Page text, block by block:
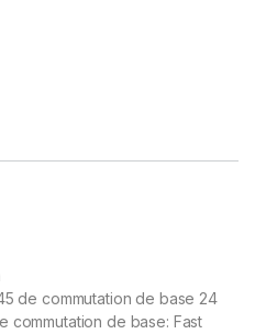
de commutation de base 24
commutation de base: Fast